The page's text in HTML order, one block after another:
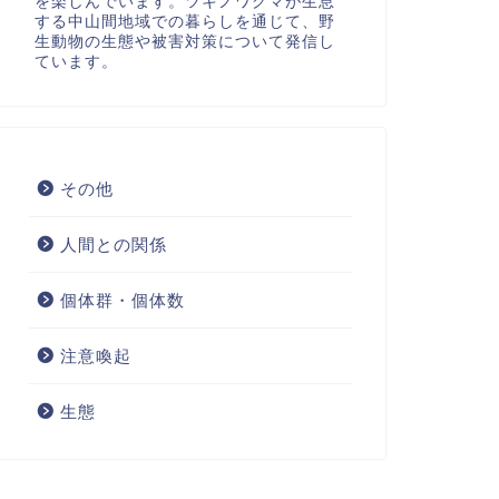
する中山間地域での暮らしを通じて、野
生動物の生態や被害対策について発信し
ています。
その他
人間との関係
個体群・個体数
注意喚起
生態